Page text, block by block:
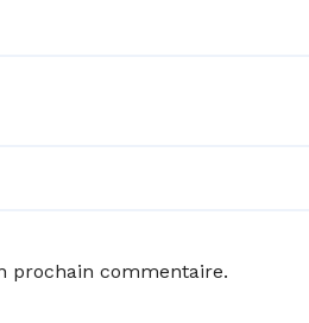
prochain commentaire.